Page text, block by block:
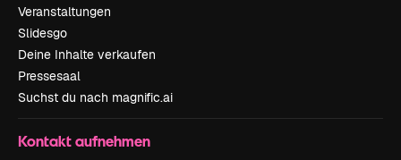
Veranstaltungen
Slidesgo
Deine Inhalte verkaufen
Pressesaal
Suchst du nach magnific.ai
Kontakt aufnehmen